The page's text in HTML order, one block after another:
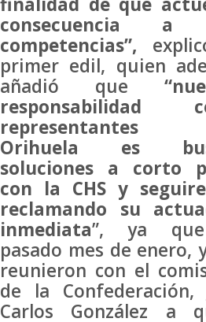
consecuencia a
competencias”,
primer edil, quien
añadió que
responsabilidad
Orihuela es
soluciones a corto
con la CHS y
reclamando su
inmediata”, ya
pasado mes de enero,
reunieron con el
de la Confederación,
Carlos González a